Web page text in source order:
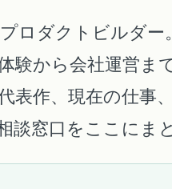
ロダクトビルダー
験から会社運営ま
表作、現在の仕事
談窓口をここにま